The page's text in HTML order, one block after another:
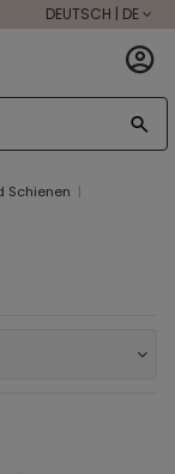
DEUTSCH | DE
Schienen